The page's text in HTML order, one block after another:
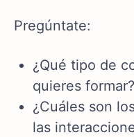
Pregúntate:
¿Qué tipo de
quieres formar?
¿Cuáles son
las